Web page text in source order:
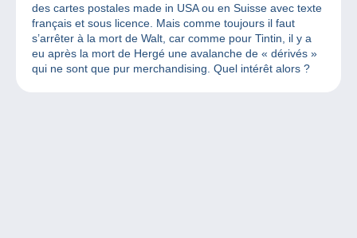
des cartes postales made in USA ou en Suisse avec texte
français et sous licence. Mais comme toujours il faut
s’arrêter à la mort de Walt, car comme pour Tintin, il y a
eu après la mort de Hergé une avalanche de « dérivés »
qui ne sont que pur merchandising. Quel intérêt alors ?